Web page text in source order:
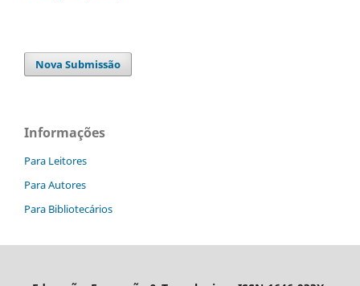
Nova Submissão
Informações
Para Leitores
Para Autores
Para Bibliotecários